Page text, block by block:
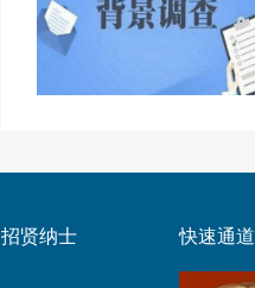
招贤纳士 快速通道